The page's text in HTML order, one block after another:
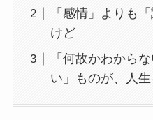
「感情」よりも
けど
「何故かわから
い」ものが、人